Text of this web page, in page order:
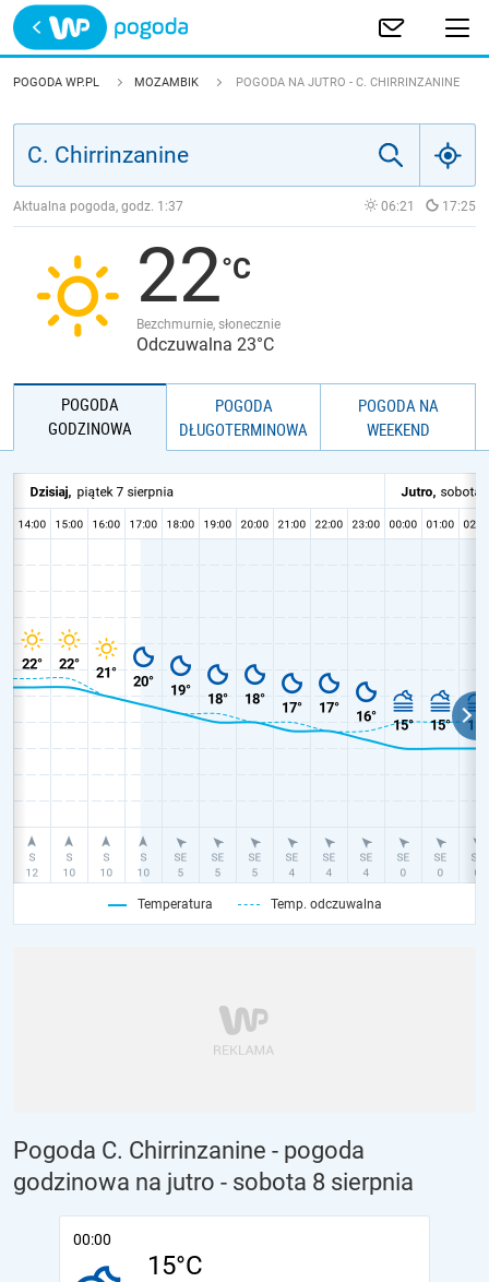
Trwa ładowanie
POLSKA
JAKOŚĆ POWIETRZA
POGODA WP.PL MOZAMBIK POGODA NA JUTRO - C. CHIRRINZANINE
Aktualna pogoda, godz. 1:37 06:21 17:25
22
Bezchmurnie, słonecznie
Odczuwalna 23°C
POGODA
GODZINOWA
POGODA
DŁUGOTERMINOWA
POGODA NA
WEEKEND
Temperatura Temp. odczuwalna
Pogoda C. Chirrinzanine - pogoda
godzinowa na jutro - sobota 8 sierpnia
00:00
15°C